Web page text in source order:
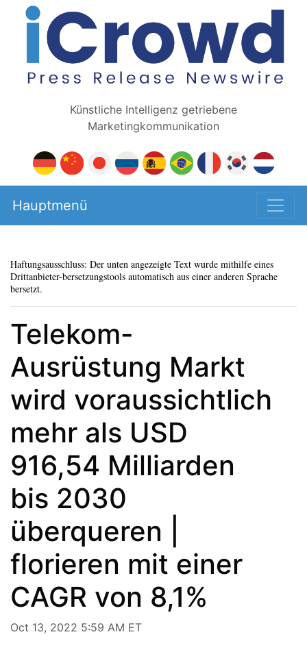
Künstliche Intelligenz getriebene
Marketingkommunikation
Hauptmenü
Haftungsausschluss: Der unten angezeigte Text wurde mithilfe eines
Drittanbieter-bersetzungstools automatisch aus einer anderen Sprache
bersetzt.
Telekom-
Ausrüstung Markt
wird voraussichtlich
mehr als USD
916,54 Milliarden
bis 2030
überqueren |
florieren mit einer
CAGR von 8,1%
Oct 13, 2022 5:59 AM ET